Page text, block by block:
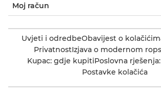
Moj račun
Uvjeti i odredbeObavijest o
PrivatnostIzjava o modernom
Kupac: gdje kupitiPoslovna
Postavke kolačića